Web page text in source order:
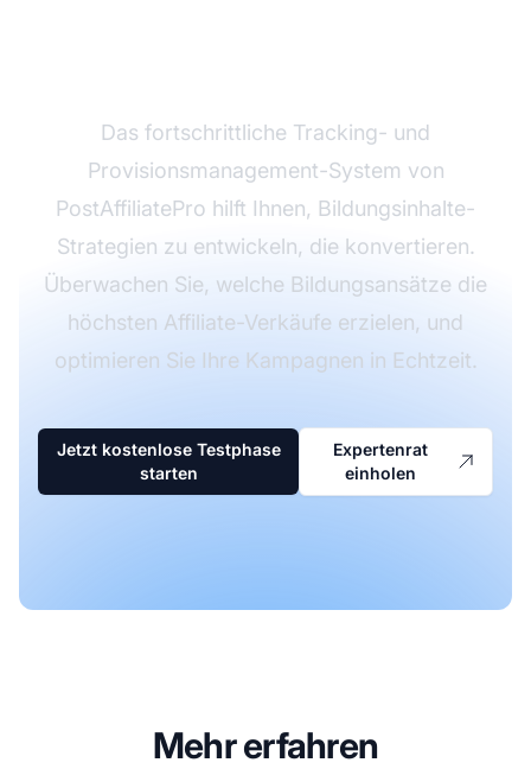
Das fortschrittliche Tracking- und
Provisionsmanagement-System von
PostAffiliatePro hilft Ihnen, Bildungsinhalte-
Strategien zu entwickeln, die konvertieren.
Überwachen Sie, welche Bildungsansätze die
höchsten Affiliate-Verkäufe erzielen, und
optimieren Sie Ihre Kampagnen in Echtzeit.
Jetzt kostenlose Testphase
starten
Expertenrat
einholen
Mehr erfahren